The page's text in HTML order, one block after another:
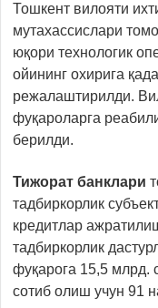
Тошкент вилояти
мутахассислари
юқори технологик
ойининг охирига
режалаштирилди.
фуқароларга
берилди.
Тижорат банклари
тадбиркорлик
кредитлар
тадбиркорлик
фуқарога 15,5 млрд.
сотиб олиш учун 91